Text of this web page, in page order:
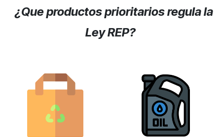
¿Que productos prioritarios regula la
Ley REP?